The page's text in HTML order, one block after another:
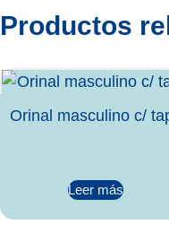
Productos
Orinal masculino c/
Leer más